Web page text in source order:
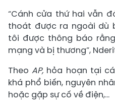
“Cánh cửa thứ hai vẫn
thoát được ra ngoài dù
tôi được thông báo
mạng và bị thương”,
TheoAP, hỏa hoạn tại
khá phổ biến, nguyên
hoặc gặp sự cố về điện,...